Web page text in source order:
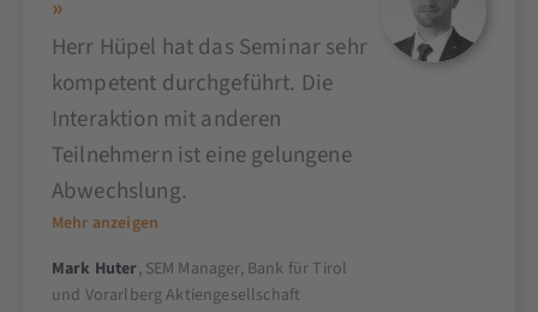
Herr Hüpel hat das Seminar sehr
kompetent durchgeführt. Die
Interaktion mit anderen
Teilnehmern ist eine gelungene
Abwechslung.
Mehr anzeigen
Mark Huter, SEM Manager, Bank für Tirol
und Vorarlberg Aktiengesellschaft